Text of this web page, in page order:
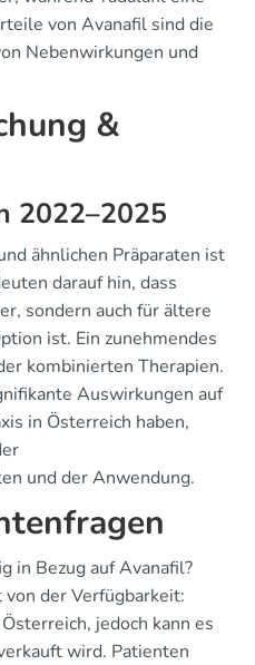
von Avanafil sind die
Nebenwirkungen und
&
2022–2025
ähnlichen Präparaten ist
darauf hin, dass
sondern auch für ältere
ist. Ein zunehmendes
kombinierten Therapien.
Auswirkungen auf
in Österreich haben,
und der Anwendung.
in Bezug auf Avanafil?
von der Verfügbarkeit:
jedoch kann es
wird. Patienten